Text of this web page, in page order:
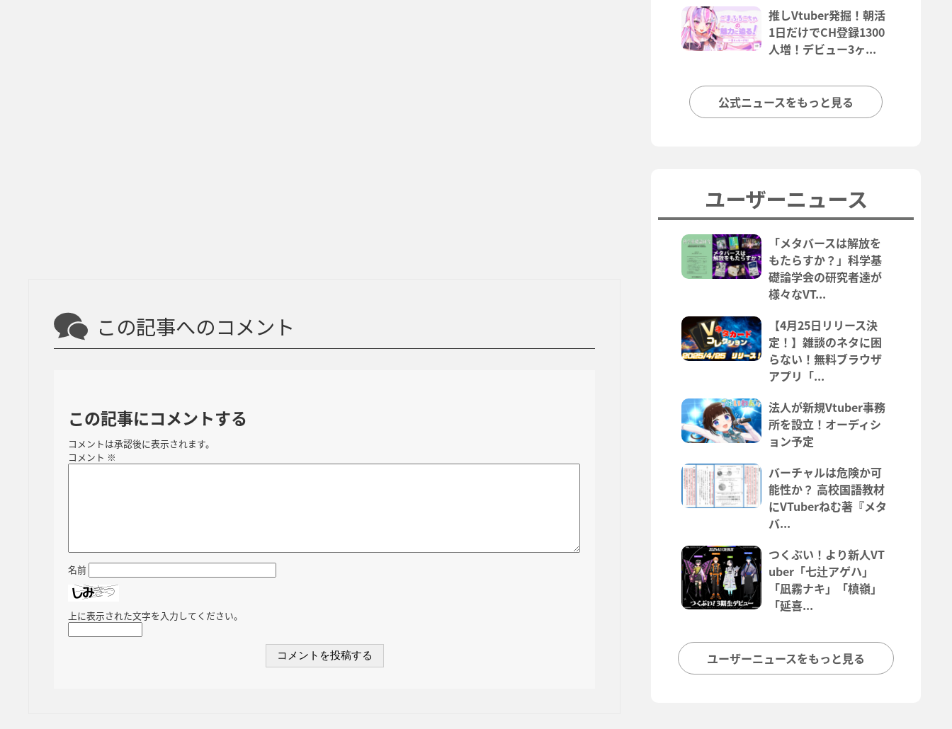
この記事へのコメント
この記事にコメントする
コメントは承認後に表示されます。
コメント ※
名前
上に表示された文字を入力してください。
推しVtuber発掘！朝活
1日だけでCH登録1300
人増！デビュー3ヶ...
公式ニュースをもっと見る
ユーザーニュース
「メタバースは解放を
もたらすか？」科学基
礎論学会の研究者達が
様々なVT...
【4月25日リリース決
定！】雑談のネタに困
らない！無料ブラウザ
アプリ「...
法人が新規Vtuber事務
所を設立！オーディシ
ョン予定
バーチャルは危険か可
能性か？ 高校国語教材
にVTuberねむ著『メタ
バ...
つくぶい！より新人VT
uber「七辻アゲハ」
「凪霧ナキ」「槙嶺」
「延喜...
ユーザーニュースをもっと見る